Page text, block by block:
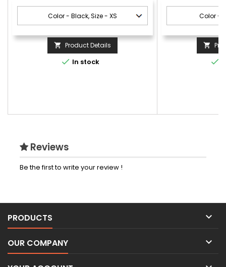
Intermédiaire : membrane respirante et
micro-aérée. Couche intérieure :
micropolaire antiboulochage. Manches
zippées devant. 1 poche zippée poitrine
côté droit. Capuche...
 Product Details
 In stock


Reviews
Be the first to write your review !
PRODUCTS 
OUR COMPANY 